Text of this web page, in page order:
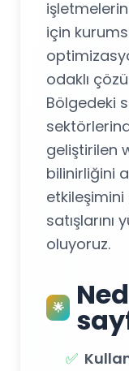
için
odaklı
Bölgedeki
geliştirilen
bilinirliğini
oluyoruz.
🌟
✅